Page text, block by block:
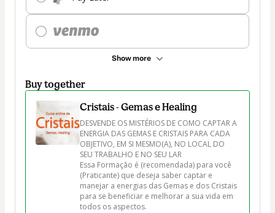
Show more
Buy together
Cristais - Gemas e Healing
DESVENDE OS MISTÉRIOS DE COMO CAPTAR A
ENERGIA DAS GEMAS E CRISTAIS PARA CADA
OBJETIVO, EM SI MESMO(A), NO LOCAL DO
SEU TRABALHO E NO SEU LAR
Essa Formação é (recomendada) para você
(Praticante) que deseja saber captar e
manejar a energias das Gemas e dos Cristais
para se beneficiar e melhorar a sua vida em
todos os aspectos.